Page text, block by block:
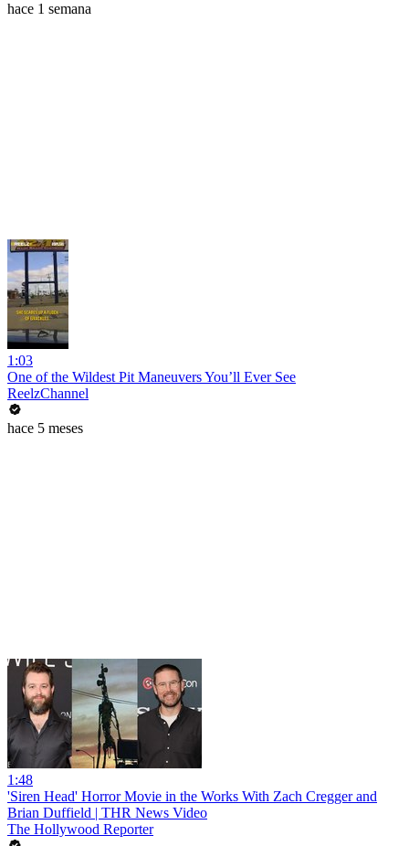
hace 1 semana
1:03
One of the Wildest Pit Maneuvers You’ll Ever See
ReelzChannel
hace 5 meses
1:48
'Siren Head' Horror Movie in the Works With Zach Cregger and
Brian Duffield | THR News Video
The Hollywood Reporter